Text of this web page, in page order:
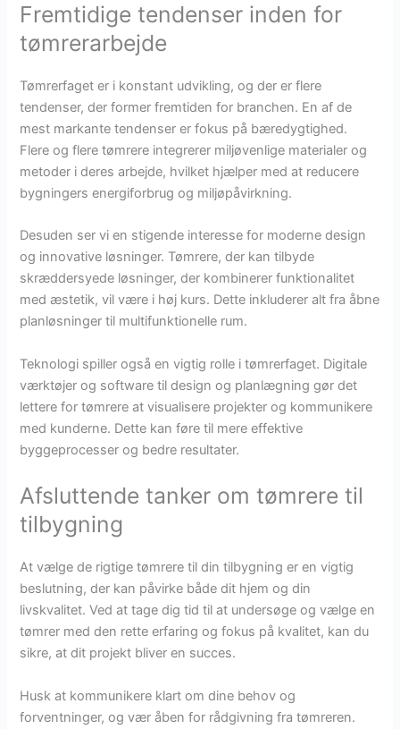
Fremtidige tendenser inden for
tømrerarbejde
Tømrerfaget er i konstant udvikling, og der er flere
tendenser, der former fremtiden for branchen. En af de
mest markante tendenser er fokus på bæredygtighed.
Flere og flere tømrere integrerer miljøvenlige materialer og
metoder i deres arbejde, hvilket hjælper med at reducere
bygningers energiforbrug og miljøpåvirkning.
Desuden ser vi en stigende interesse for moderne design
og innovative løsninger. Tømrere, der kan tilbyde
skræddersyede løsninger, der kombinerer funktionalitet
med æstetik, vil være i høj kurs. Dette inkluderer alt fra åbne
planløsninger til multifunktionelle rum.
Teknologi spiller også en vigtig rolle i tømrerfaget. Digitale
værktøjer og software til design og planlægning gør det
lettere for tømrere at visualisere projekter og kommunikere
med kunderne. Dette kan føre til mere effektive
byggeprocesser og bedre resultater.
Afsluttende tanker om tømrere til
tilbygning
At vælge de rigtige tømrere til din tilbygning er en vigtig
beslutning, der kan påvirke både dit hjem og din
livskvalitet. Ved at tage dig tid til at undersøge og vælge en
tømrer med den rette erfaring og fokus på kvalitet, kan du
sikre, at dit projekt bliver en succes.
Husk at kommunikere klart om dine behov og
forventninger, og vær åben for rådgivning fra tømreren.